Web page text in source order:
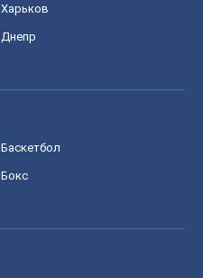
Харьков
Днепр
Баскетбол
Бокс